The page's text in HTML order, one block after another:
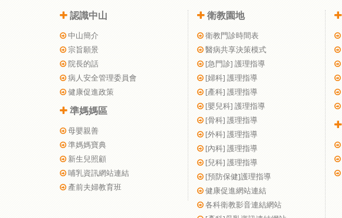
認識中山
中山簡介
宗旨願景
院長的話
病人安全管理委員會
健康促進政策
準媽媽區
母嬰親善
準媽媽寶典
新生兒照顧
哺乳資訊網站連結
產前夫婦教育班
衛教園地
衛教門診時間表
醫病共享決策模式
[急門診] 護理指導
[婦科] 護理指導
[產科] 護理指導
[嬰兒科] 護理指導
[骨科] 護理指導
[外科] 護理指導
[內科] 護理指導
[兒科] 護理指導
[預防保健]護理指導
健康促進網站連結
各科衛教影音連結網站